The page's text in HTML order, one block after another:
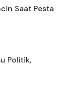
Saat Pesta
Politik,